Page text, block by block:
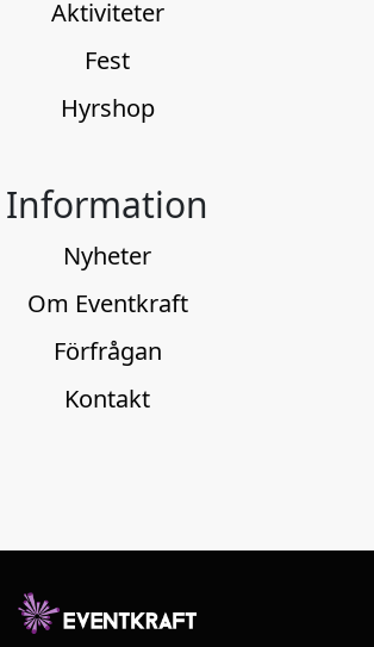
Aktiviteter
Fest
Hyrshop
Information
Nyheter
Om Eventkraft
Förfrågan
Kontakt